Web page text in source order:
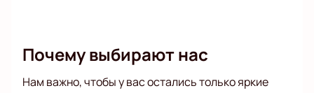
забавным, поэтому в роли стендаперов себя
Почему выбирают нас
Нам важно, чтобы у вас остались только яркие